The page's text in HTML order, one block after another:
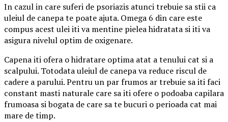
In cazul in care suferi de psoriazis atunci trebuie sa stii ca
uleiul de canepa te poate ajuta. Omega 6 din care este
compus acest ulei iti va mentine pielea hidratata si iti va
asigura nivelul optim de oxigenare.
Capena iti ofera o hidratare optima atat a tenului cat si a
scalpului. Totodata uleiul de canepa va reduce riscul de
cadere a parului. Pentru un par frumos ar trebuie sa iti faci
constant masti naturale care sa iti ofere o podoaba capilara
frumoasa si bogata de care sa te bucuri o perioada cat mai
mare de timp.